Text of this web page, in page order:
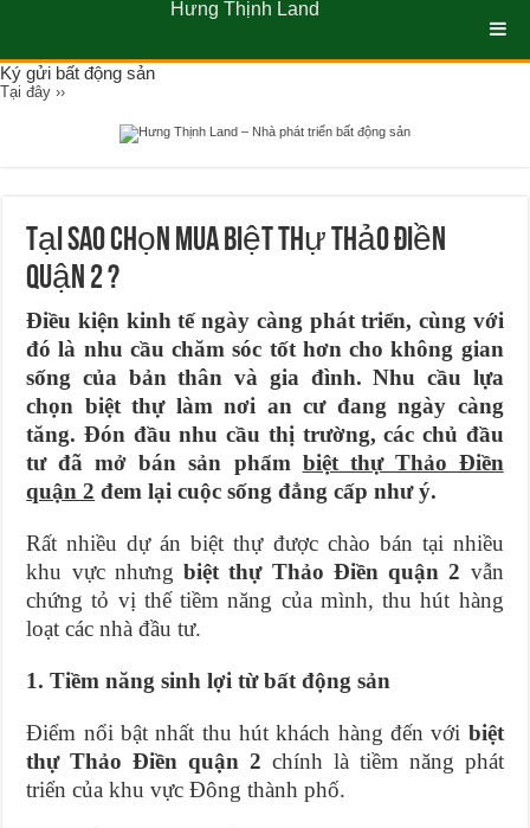
Ký gửi bất động sản
Tại đây ››
Tại sao chọn mua biệt thự Thảo Điền
quận 2 ?
Điều kiện kinh tế ngày càng phát triển, cùng với
đó là nhu cầu chăm sóc tốt hơn cho không gian
sống của bản thân và gia đình. Nhu cầu lựa
chọn biệt thự làm nơi an cư đang ngày càng
tăng. Đón đầu nhu cầu thị trường, các chủ đầu
tư đã mở bán sản phẩm biệt thự Thảo Điền
quận 2 đem lại cuộc sống đẳng cấp như ý.
Rất nhiều dự án biệt thự được chào bán tại nhiều
khu vực nhưngbiệt thự Thảo Điền quận 2 vẫn
chứng tỏ vị thế tiềm năng của mình, thu hút hàng
loạt các nhà đầu tư.
1. Tiềm năng sinh lợi từ bất động sản
Điểm nổi bật nhất thu hút khách hàng đến với biệt
thự Thảo Điền quận 2 chính là tiềm năng phát
triển của khu vực Đông thành phố.
Hưng Thịnh Land